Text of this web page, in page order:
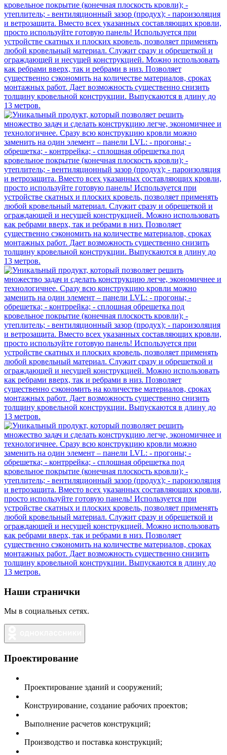
Наши странички
Мы в социальных сетях.
Проектирование
Проектирование зданий и сооружений;
Конструирование, создание рабочих проектов;
Выполнение расчетов конструкций;
Производство и поставка конструкций;